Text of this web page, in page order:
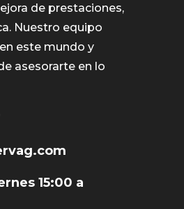
de prestaciones,
Nuestro equipo
este mundo y
asesorarte en lo
15:00 a